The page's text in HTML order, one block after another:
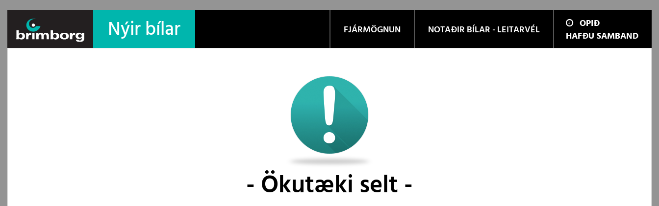
Nýir bílar FJÁRMÖGNUN NOTAÐIR BÍLAR - LEITARVÉL
OPIÐ
HAFÐU SAMBAND
Ökutæki selt